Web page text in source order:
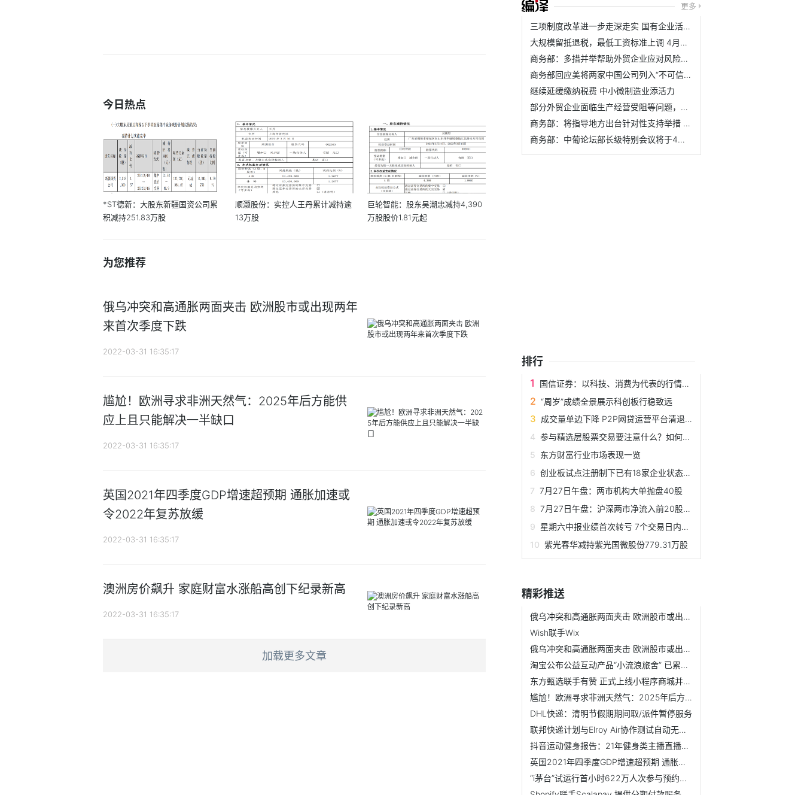
今日热点
*ST德新：大股东新疆国资公司累
积减持251.83万股
顺灏股份：实控人王丹累计减持逾
13万股
巨轮智能：股东吴潮忠减持4,390
万股股价1.81元起
为您推荐
俄乌冲突和高通胀两面夹击 欧洲股市或出现两年
来首次季度下跌
2022-03-31 16:35:17
尴尬！欧洲寻求非洲天然气：2025年后方能供
应上且只能解决一半缺口
2022-03-31 16:35:17
英国2021年四季度GDP增速超预期 通胀加速或
令2022年复苏放缓
2022-03-31 16:35:17
澳洲房价飙升 家庭财富水涨船高创下纪录新高
2022-03-31 16:35:17
加载更多文章
更多
三项制度改革进一步走深走实 国有企业活力动力明显增强
大规模留抵退税，最低工资标准上调 4月这些新规将实施
商务部：多措并举帮助外贸企业应对风险挑战
商务部回应美将两家中国公司列入“不可信供应商清单”
继续延缓缴纳税费 中小微制造业添活力
部分外贸企业面临生产经营受阻等问题，商务部：将指导地方出...
商务部：将指导地方出台针对性支持举措 帮助外贸企业更好应...
商务部：中葡论坛部长级特别会议将于4月10日在澳门举办
排行
国信证券：以科技、消费为代表的行情主线仍在延续
“周岁”成绩全景展示科创板行稳致远
成交量单边下降 P2P网贷运营平台清退速度加快
参与精选层股票交易要注意什么？如何进行精选层股票大宗交易？
东方财富行业市场表现一览
创业板试点注册制下已有18家企业状态更新为“提交注册”
7月27日午盘：两市机构大单抛盘40股
7月27日午盘：沪深两市净流入前20股(名单)
星期六中报业绩首次转亏 7个交易日内股价跌五分之一
紫光春华减持紫光国微股份779.31万股
精彩推送
俄乌冲突和高通胀两面夹击 欧洲股市或出现两年来首次季度下跌
Wish联手Wix
俄乌冲突和高通胀两面夹击 欧洲股市或出现两年来首次季度下跌
淘宝公布公益互动产品“小流浪旅舍” 已累计捐粮60吨
东方甄选联手有赞 正式上线小程序商城并接入视频号
尴尬！欧洲寻求非洲天然气：2025年后方能供应上且只能解决一...
DHL快递：清明节假期期间取/派件暂停服务
联邦快递计划与Elroy Air协作测试自动无人机货运
抖音运动健身报告：21年健身类主播直播收入同比增加141%
英国2021年四季度GDP增速超预期 通胀加速或令2022年复苏放缓
“i茅台”试运行首小时622万人次参与预约申购